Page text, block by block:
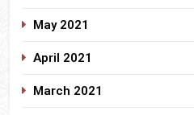
May 2021
April 2021
March 2021